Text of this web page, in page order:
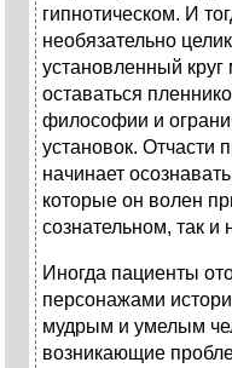
гипнотическом. И
необязательно
установленный
оставаться
философии и
установок. Отчасти
начинает
которые он волен
сознательном, так и
Иногда пациенты
персонажами
мудрым и умелым
возникающие